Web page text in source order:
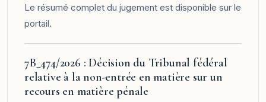
Le résumé complet du jugement est disponible sur le
portail.
7B_474/2026 : Décision du Tribunal fédéral
relative à la non-entrée en matière sur un
recours en matière pénale